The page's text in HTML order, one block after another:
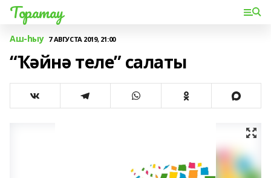
Торатау
Аш-һыу 7 АВГУСТА 2019, 21:00
“Ҡәйнә теле” салаты